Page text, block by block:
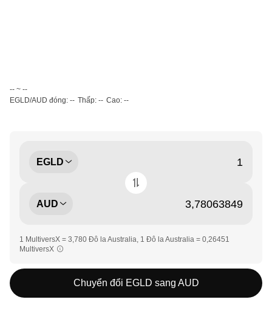
-- ~ --
EGLD/AUD đóng: -- Thấp: -- Cao: --
EGLD
AUD
1 MultiversX = 3,780 Đô la Australia, 1 Đô la Australia = 0,26451
MultiversX
Chuyển đổi EGLD sang AUD